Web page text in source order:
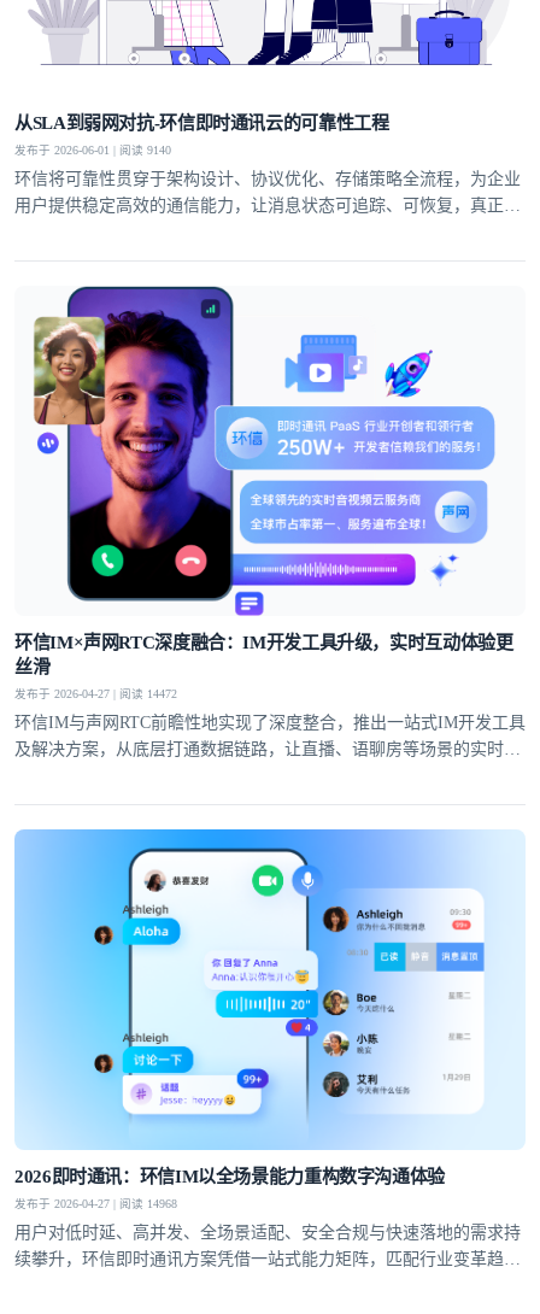
从SLA到弱网对抗-环信即时通讯云的可靠性工程
发布于 2026-06-01 | 阅读 9140
环信将可靠性贯穿于架构设计、协议优化、存储策略全流程，为企业
用户提供稳定高效的通信能力，让消息状态可追踪、可恢复，真正实
环信IM×声网RTC深度融合：IM开发工具升级，实时互动体验更
丝滑
发布于 2026-04-27 | 阅读 14472
环信IM与声网RTC前瞻性地实现了深度整合，推出一站式IM开发工具
及解决方案，从底层打通数据链路，让直播、语聊房等场景的实时互
2026即时通讯：环信IM以全场景能力重构数字沟通体验
发布于 2026-04-27 | 阅读 14968
用户对低时延、高并发、全场景适配、安全合规与快速落地的需求持
续攀升，环信即时通讯方案凭借一站式能力矩阵，匹配行业变革趋
我已阅读并同意 通讯云服务条款和 通讯云隐私政策
提交
不了，谢谢
登录客服云